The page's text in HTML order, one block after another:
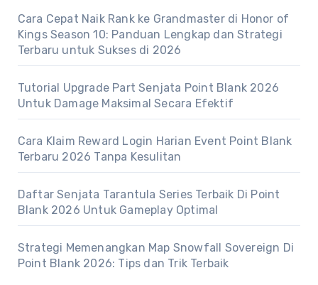
Cara Cepat Naik Rank ke Grandmaster di Honor of
Kings Season 10: Panduan Lengkap dan Strategi
Terbaru untuk Sukses di 2026
Tutorial Upgrade Part Senjata Point Blank 2026
Untuk Damage Maksimal Secara Efektif
Cara Klaim Reward Login Harian Event Point Blank
Terbaru 2026 Tanpa Kesulitan
Daftar Senjata Tarantula Series Terbaik Di Point
Blank 2026 Untuk Gameplay Optimal
Strategi Memenangkan Map Snowfall Sovereign Di
Point Blank 2026: Tips dan Trik Terbaik